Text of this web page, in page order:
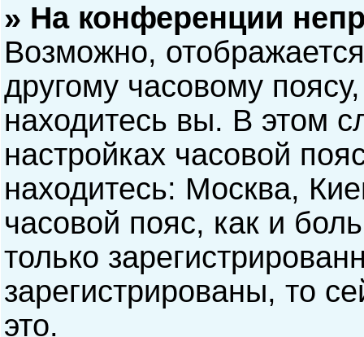
» На конференции
Возможно,
другому часовому
находитесь вы. В этом
настройках часовой
находитесь: Москва,
часовой пояс, как и
только
зарегистрированы, то
это.